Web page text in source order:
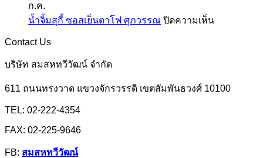
มัน
แป้ง
มัน
หรือ
ฮ่องกง
ก.ค.
น้ำจิ้มสุกี้ ซอสเย็นตาโฟ ศุภวรรณ ปิดความเห็นบน
ซอส
Contact Us
บริษัท สมสหทวีวัฒน์ จำกัด
611 ถนนทรงวาด แขวงจักรวรรดิ เขตสัมพันธวงศ์ 10100
TEL: 02-222-4354
FAX: 02-225-9646
FB: สมสหทวีวัฒน์